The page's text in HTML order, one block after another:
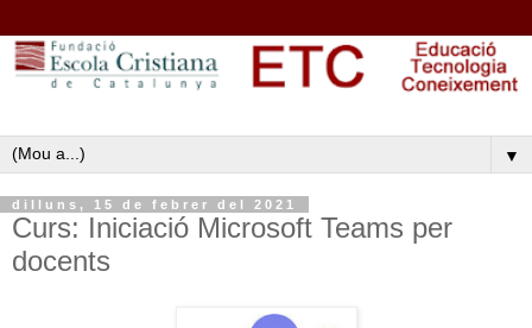
▼
dilluns, 15 de febrer del 2021
Curs: Iniciació Microsoft Teams per
docents